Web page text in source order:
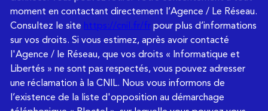
moment en contactant directement l’Agence / Le Réseau.
Consultez le site https://cnil.fr/fr pour plus d’informations
sur vos droits. Si vous estimez, après avoir contacté
l'Agence / le Réseau, que vos droits « Informatique et
Libertés » ne sont pas respectés, vous pouvez adresser
une réclamation à la CNIL. Nous vous informons de
l’existence de la liste d'opposition au démarchage